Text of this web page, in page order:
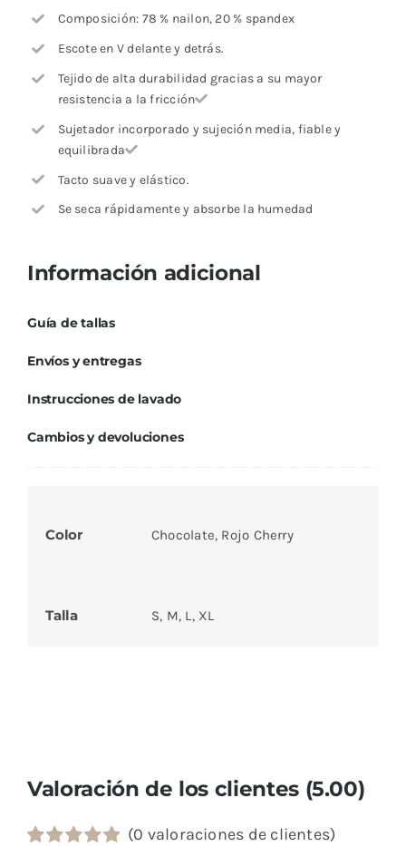
Composición: 78 % nailon, 20 % spandex
Escote en V delante y detrás.
Tejido de alta durabilidad gracias a su mayor
resistencia a la fricción
Sujetador incorporado y sujeción media, fiable y
equilibrada
Tacto suave y elástico.
Se seca rápidamente y absorbe la humedad
Información adicional
Guía de tallas
Envíos y entregas
Instrucciones de lavado
Cambios y devoluciones
Color Chocolate, Rojo Cherry
Talla S, M, L, XL
Valoración de los clientes (5.00)
(0 valoraciones de clientes)